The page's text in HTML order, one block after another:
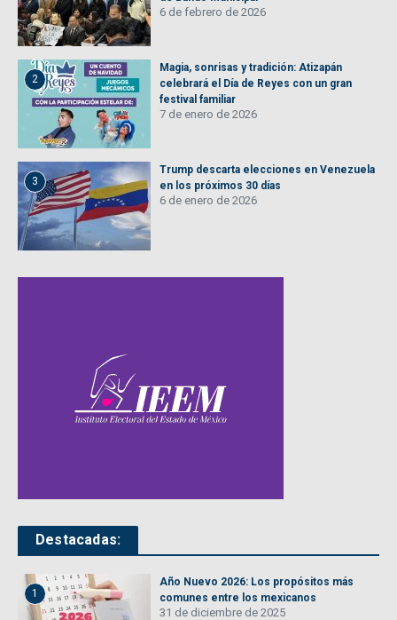
6 de febrero de 2026
2
Magia, sonrisas y tradición: Atizapán
celebrará el Día de Reyes con un gran
festival familiar
7 de enero de 2026
3
Trump descarta elecciones en Venezuela
en los próximos 30 días
6 de enero de 2026
Destacadas:
1
Año Nuevo 2026: Los propósitos más
comunes entre los mexicanos
31 de diciembre de 2025